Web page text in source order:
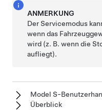
ANMERKUNG
Der Servicemodus
wenn das
wird (z. B. wenn die
aufliegt).
Model S-
Überblick